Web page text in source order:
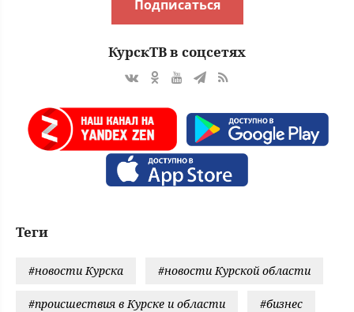
Подписаться
КурскТВ в соцсетях
Теги
#новости Курска #новости Курской области
#происшествия в Курске и области #бизнес